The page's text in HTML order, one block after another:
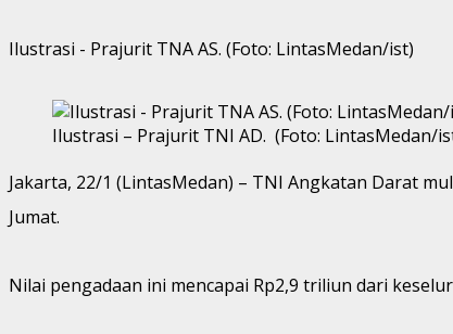
Ilustrasi - Prajurit TNA AS. (Foto: LintasMedan/ist)
Ilustrasi – Prajurit TNI AD. (Foto: LintasMedan/
Jakarta, 22/1 (LintasMedan) – TNI Angkatan Darat
Jumat.
Nilai pengadaan ini mencapai Rp2,9 triliun dari